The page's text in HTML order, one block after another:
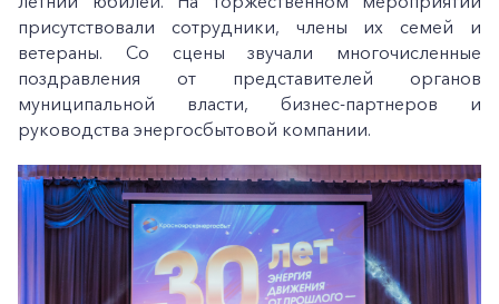
присутствовали сотрудники, члены их семей и
ветераны. Со сцены звучали многочисленные
поздравления от представителей органов
муниципальной власти, бизнес-партнеров и
руководства энергосбытовой компании.